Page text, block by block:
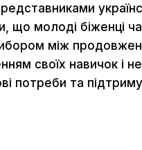
що молоді біженці
між
своїх навичок і
потреби та